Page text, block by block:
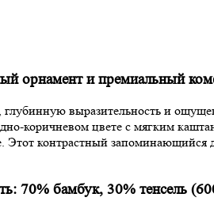
орнамент и премиальный
глубинную выразительность и
коричневом цвете с мягким
контрастный
70% бамбук, 30% тенсель